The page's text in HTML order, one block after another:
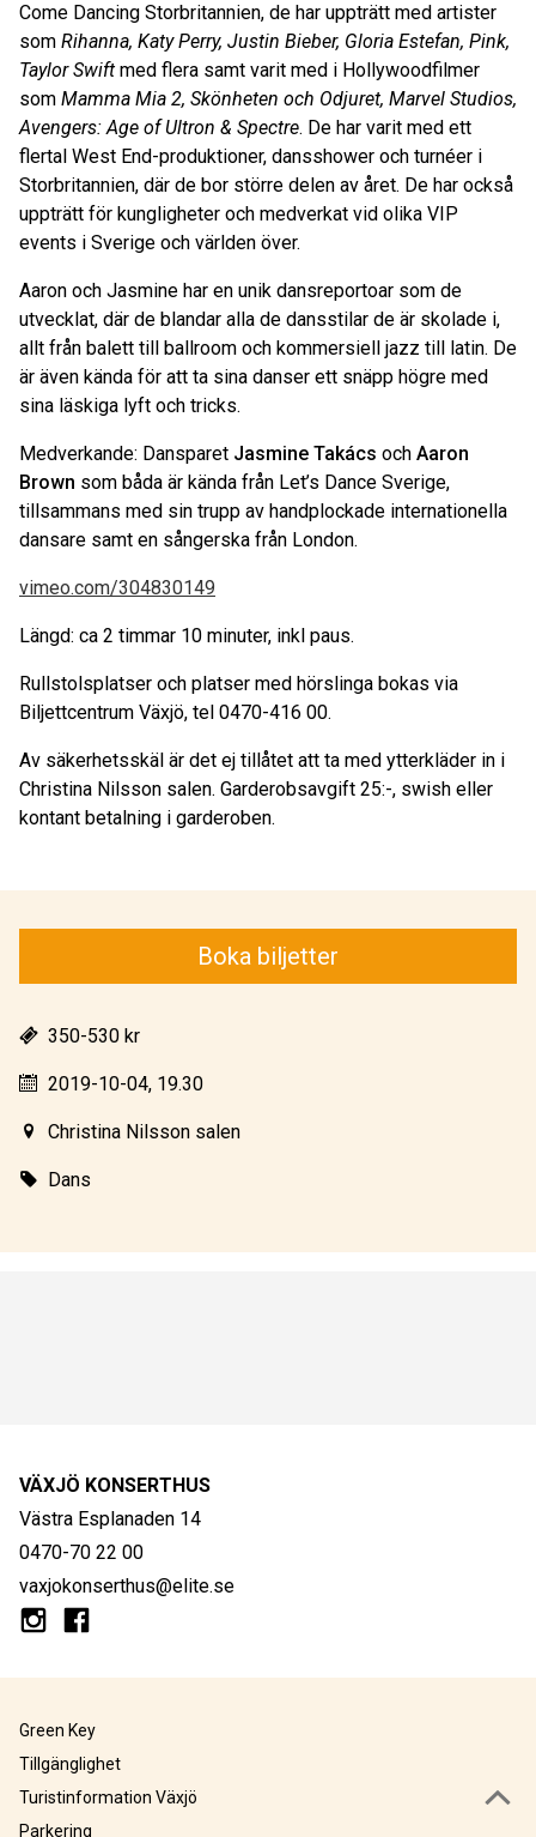
Boka biljetter
350-530 kr
2019-10-04, 19.30
Christina Nilsson salen
Dans
Come Dancing Storbritannien, de har uppträtt med artister
som Rihanna, Katy Perry, Justin Bieber, Gloria Estefan, Pink,
Taylor Swift med flera samt varit med i Hollywoodfilmer
som Mamma Mia 2, Skönheten och Odjuret, Marvel Studios,
Avengers: Age of Ultron & Spectre. De har varit med ett
flertal West End-produktioner, dansshower och turnéer i
Storbritannien, där de bor större delen av året. De har också
uppträtt för kungligheter och medverkat vid olika VIP
events i Sverige och världen över.
Aaron och Jasmine har en unik dansreportoar som de
utvecklat, där de blandar alla de dansstilar de är skolade i,
allt från balett till ballroom och kommersiell jazz till latin. De
är även kända för att ta sina danser ett snäpp högre med
sina läskiga lyft och tricks.
Medverkande: Dansparet Jasmine Takács och Aaron
Brown som båda är kända från Let’s Dance Sverige,
tillsammans med sin trupp av handplockade internationella
dansare samt en sångerska från London.
vimeo.com/304830149
Längd: ca 2 timmar 10 minuter, inkl paus.
Rullstolsplatser och platser med hörslinga bokas via
Biljettcentrum Växjö, tel 0470-416 00.
Av säkerhetsskäl är det ej tillåtet att ta med ytterkläder in i
Christina Nilsson salen. Garderobsavgift 25:-, swish eller
kontant betalning i garderoben.
VÄXJÖ KONSERTHUS
Västra Esplanaden 14
0470-70 22 00
vaxjokonserthus@elite.se
Green Key
Tillgänglighet
Turistinformation Växjö
Parkering